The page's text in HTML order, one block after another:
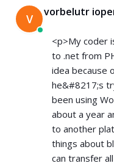
V vorbelutr
<p>My coder
to .net from
idea because
he&#8217;s
been using
about a year
to another
things about
can transfer